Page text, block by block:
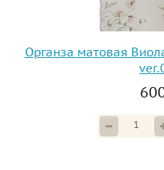
Органза матовая